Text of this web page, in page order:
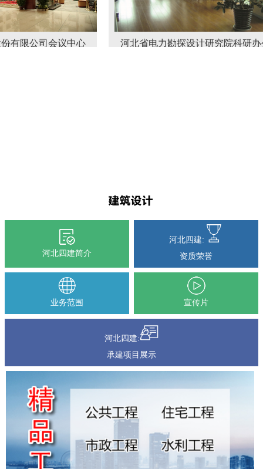
司会议中心 河北省电力勘探设计研究院科研办公楼
河北四建简介
河北四建:
资质荣誉
业务范围 宣传片
河北四建:
承建项目展示